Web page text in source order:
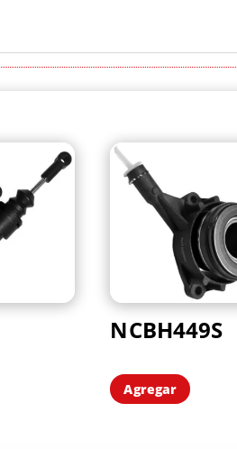
NCBH449S
Agregar